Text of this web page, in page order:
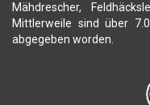
Mähdrescher,
Mittlerweile sind über
abgegeben worden.